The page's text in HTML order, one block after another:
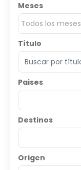
Meses
Todos los meses
Título
Paises
Destinos
Origen